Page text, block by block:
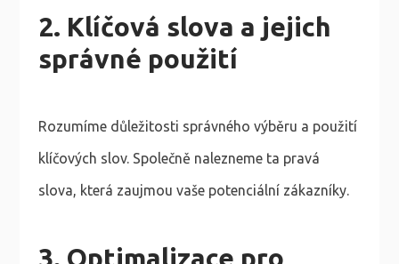
2. Klíčová slova a jejich
správné použití
Rozumíme důležitosti správného výběru a použití
klíčových slov. Společně nalezneme ta pravá
slova, která zaujmou vaše potenciální zákazníky.
3. Optimalizace pro